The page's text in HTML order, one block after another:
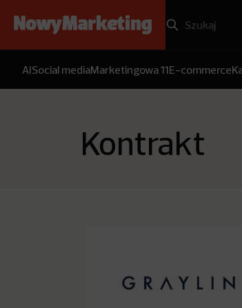
AISocial mediaMarketingowa 11E-commerce
Kontrakt